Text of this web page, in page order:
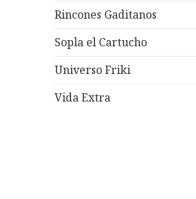
Rincones Gaditanos
Sopla el Cartucho
Universo Friki
Vida Extra